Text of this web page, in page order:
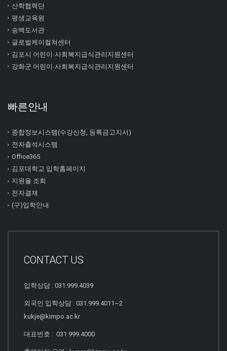
산학협력단
평생교육원
송백도서관
글로벌케이컬쳐센터
김포시 어린이∙사회복지급식관리지원센터
강화군 어린이∙사회복지급식관리지원센터
빠른안내
종합정보시스템(수강신청, 등록금고지서)
전자출석시스템
Office365
김포대학교 입학홈페이지
지원율 조회
전자결재
(구)입학안내
CONTACT US
입학상담 : 031.999.4039
외국인 입학상담 : 031.999.4011~2
kukje@kimpo.ac.kr
대표번호 : 031.999.4000